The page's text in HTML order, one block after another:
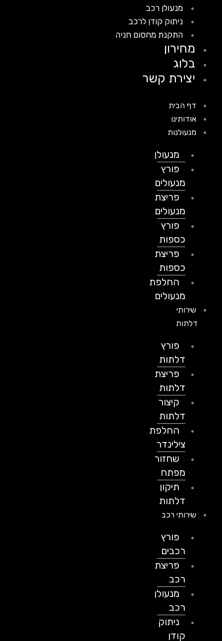
מנעולן רכב
ניתוק קודן לרכב
התקנת מחסום חניה
מחירון
בלוג
יצירת קשר
דף הבית
אודותינו
מנעולנות
מנעולן
פורץ
מנעולים
פריצת
מנעולים
פורץ
כספות
פריצת
כספות
החלפת
מנעולים
שירותי
דלתות
פורץ
דלתות
פריצת
דלתות
קיצור
דלתות
החלפת
צילינדר
שחזור
מפתח
תיקון
דלתות
שירותי רכב
פורץ
רכבים
פריצת
מנעולן
ניתוק